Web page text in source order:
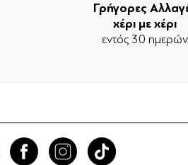
Γρήγορες
χέρι με χέρι
εντός 30 ημερών